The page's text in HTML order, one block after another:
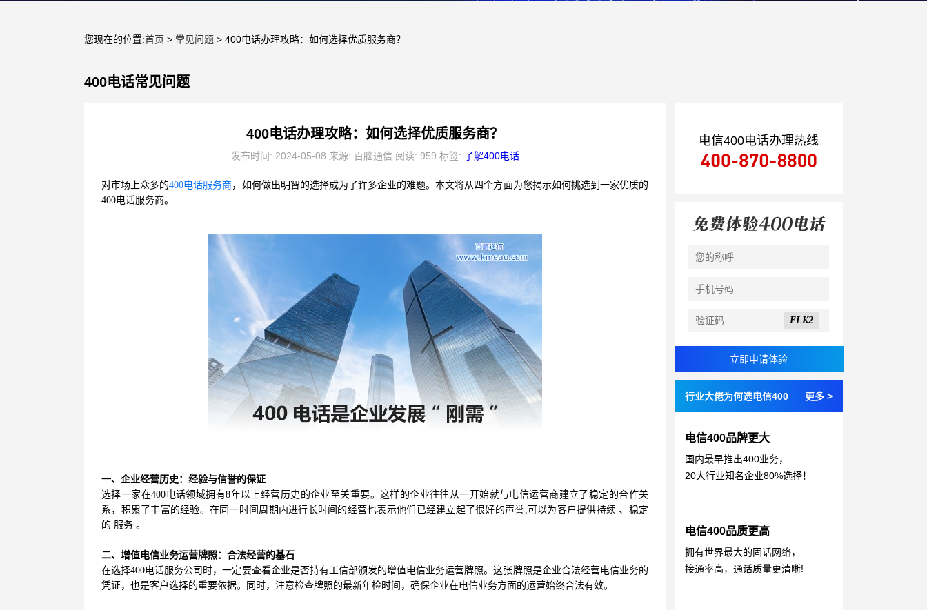
您现在的位置:首页 > 常见问题 > 400电话办理攻略：如何选择优质服务商？
400电话常见问题
400电话办理攻略：如何选择优质服务商？
发布时间: 2024-05-08 来源: 百脑通信 阅读: 959 标签: 了解400电话
对市场上众多的400电话服务商，如何做出明智的选择成为了许多企业的难题。本文将从四个方面为您揭示如何挑选到一家优质的
400电话服务商。
一、企业经营历史：经验与信誉的保证
选择一家在400电话领域拥有8年以上经营历史的企业至关重要。这样的企业往往从一开始就与电信运营商建立了稳定的合作关
系，积累了丰富的经验。在同一时间周期内进行长时间的经营也表示他们已经建立起了很好的声誉,可以为客户提供持续 、稳定
的 服务 。
二、增值电信业务运营牌照：合法经营的基石
在选择400电话服务公司时，一定要查看企业是否持有工信部颁发的增值电信业务运营牌照。这张牌照是企业合法经营电信业务的
凭证，也是客户选择的重要依据。同时，注意检查牌照的最新年检时间，确保企业在电信业务方面的运营始终合法有效。
电信400电话办理热线
ELK2
行业大佬为何选电信400 更多 >
电信400品牌更大
国内最早推出400业务，
20大行业知名企业80%选择！
电信400品质更高
拥有世界最大的固话网络，
接通率高，通话质量更清晰!